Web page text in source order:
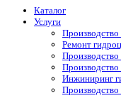
Каталог
Услуги
Производство
Ремонт
Инжиниринг